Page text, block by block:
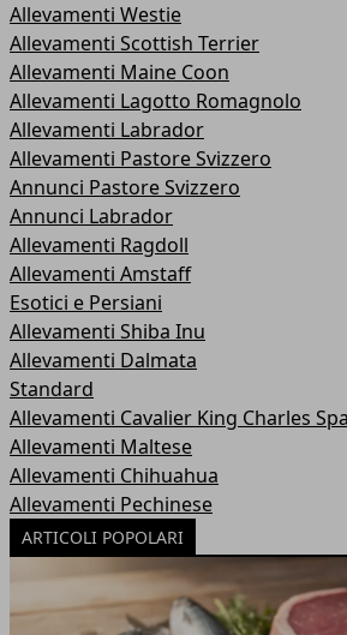
Allevamenti Westie
Allevamenti Scottish Terrier
Allevamenti Maine Coon
Allevamenti Lagotto Romagnolo
Allevamenti Labrador
Allevamenti Pastore Svizzero
Annunci Pastore Svizzero
Annunci Labrador
Allevamenti Ragdoll
Allevamenti Amstaff
Esotici e Persiani
Allevamenti Shiba Inu
Allevamenti Dalmata
Standard
Allevamenti Cavalier King Charles
Allevamenti Maltese
Allevamenti Chihuahua
Allevamenti Pechinese
ARTICOLI POPOLARI